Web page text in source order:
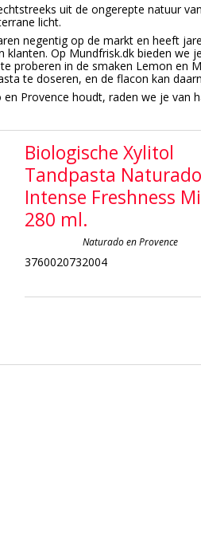
uit de ongerepte natuur
licht.
negentig op de markt en heeft
Op Mundfrisk.dk bieden we
proberen in de smaken Lemon en
te doseren, en de flacon kan
Provence houdt, raden we je van
Biologische Xylitol
Tandpasta Naturado
Intense Freshness
280 ml.
Naturado en Provence
3760020732004